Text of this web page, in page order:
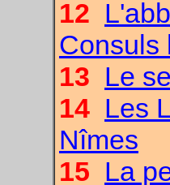
12
Consuls
13 Le
14 Les
Nîmes
15 La